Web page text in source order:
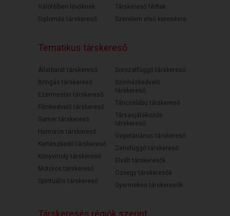
Válófélben lévőknek
Diplomás társkereső
Társkereső férfiak
Szerelem első keresésre
Tematikus társkereső
Állatbarát társkereső
Bringás társkereső
Ezermester társkereső
Filmkedvelő társkereső
Gamer társkereső
Humoros társkereső
Kertészkedő társkereső
Könyvmoly társkereső
Motoros társkereső
Spirituális társkereső
Sorozatfüggő társkereső
Színházkedvelő
társkereső
Táncoslábú társkereső
Társasjátékozós
társkereső
Vegetáriánus társkereső
Zenefüggő társkereső
Elvált társkeresők
Özvegy társkeresők
Gyermekes társkeresők
Társkeresés régiók szerint